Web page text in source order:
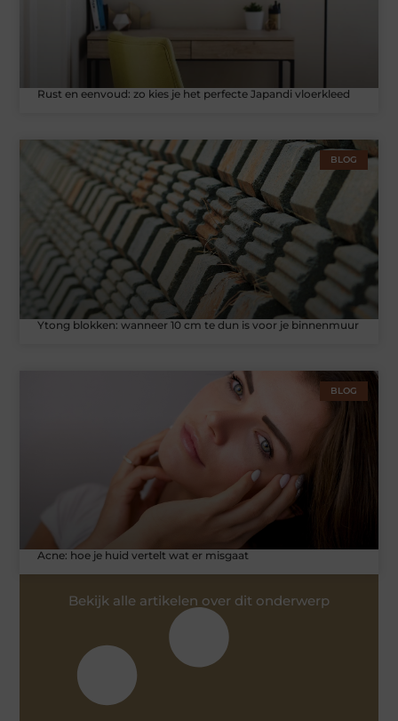
Rust en eenvoud: zo kies je het perfecte Japandi vloerkleed
BLOG
Ytong blokken: wanneer 10 cm te dun is voor je binnenmuur
BLOG
Acne: hoe je huid vertelt wat er misgaat
Bekijk alle artikelen over dit onderwerp